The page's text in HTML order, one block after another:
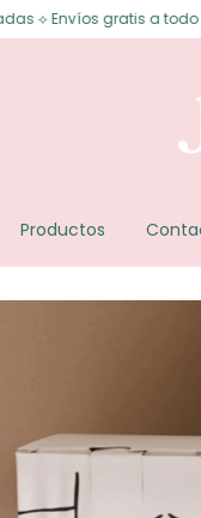
a todo el país
Productos